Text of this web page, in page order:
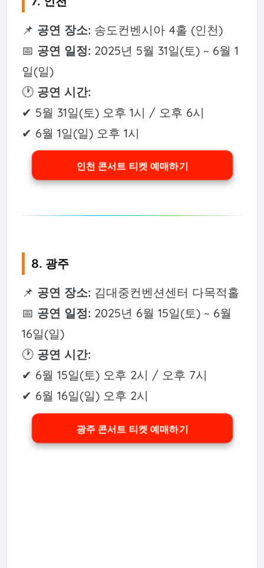
📌 공연 장소: 송도컨벤시아 4홀 (인천)
📅 공연 일정: 2025년 5월 31일(토) ~ 6월 1
일(일)
🕐 공연 시간:
✔ 5월 31일(토) 오후 1시 / 오후 6시
✔ 6월 1일(일) 오후 1시
인천 콘서트 티켓 예매하기
8. 광주
📌 공연 장소: 김대중컨벤션센터 다목적홀
📅 공연 일정: 2025년 6월 15일(토) ~ 6월
16일(일)
🕐 공연 시간:
✔ 6월 15일(토) 오후 2시 / 오후 7시
✔ 6월 16일(일) 오후 2시
광주 콘서트 티켓 예매하기